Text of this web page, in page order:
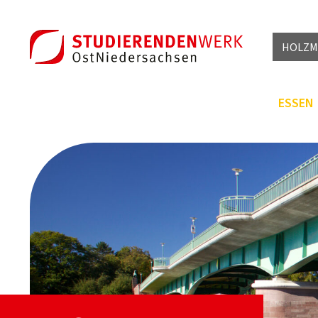
ESSEN
VOR DEM